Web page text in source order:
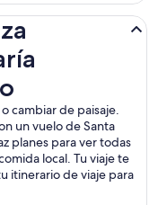
cambiar de paisaje.
un vuelo de Santa
planes para ver todas
local. Tu viaje te
itinerario de viaje para